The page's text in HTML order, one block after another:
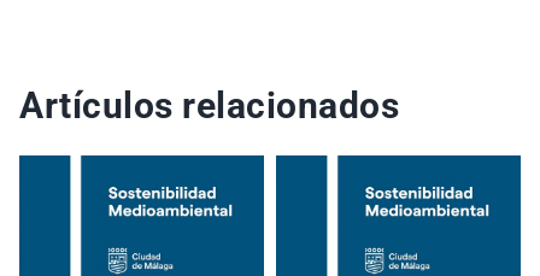
Artículos relacionados